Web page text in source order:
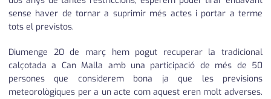
sense haver de tornar a suprimir més actes i portar a terme
tots el previstos.
Diumenge 20 de març hem pogut recuperar la tradicional
calçotada a Can Malla amb una participació de més de 50
persones que considerem bona ja que les previsions
meteorològiques per a un acte com aquest eren molt adverses.